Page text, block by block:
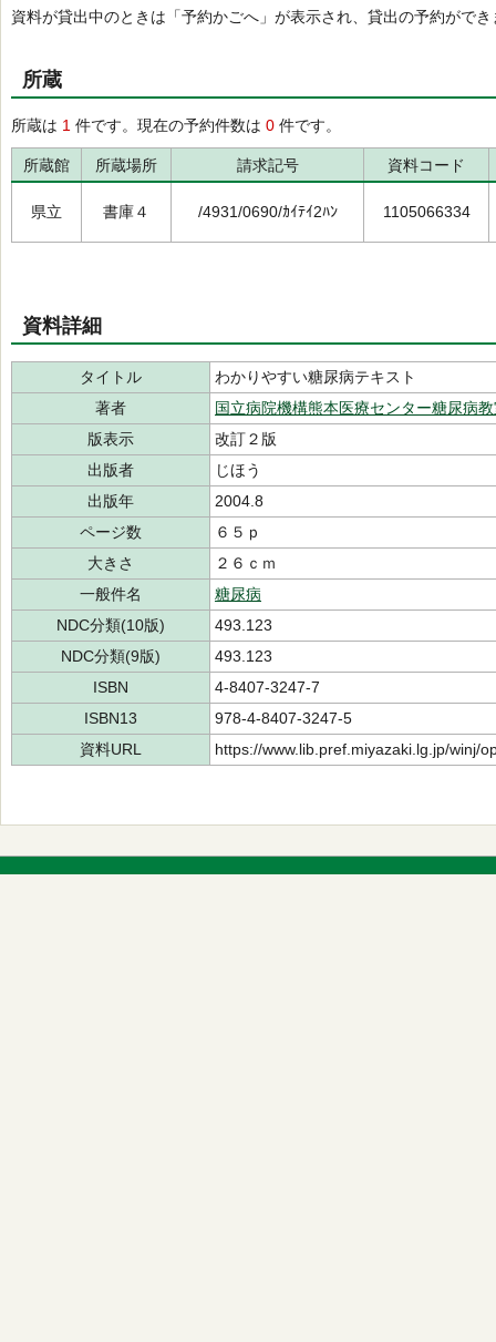
資料が貸出中のときは「予約かごへ」が表示され、貸出の予約ができ
所蔵
所蔵は 1 件です。現在の予約件数は 0 件です。
所蔵館 所蔵場所 請求記号 資料コード
県立 書庫４ /4931/0690/ｶｲﾃｲ2ﾊﾝ 1105066334
資料詳細
タイトル
わかりやすい糖尿病テキスト
著者
国立病院機構熊本医療センター糖尿病
版表示
改訂２版
出版者
じほう
出版年
2004.8
ページ数
６５ｐ
大きさ
２６ｃｍ
一般件名
糖尿病
NDC分類(10版)
493.123
NDC分類(9版)
493.123
ISBN
4-8407-3247-7
ISBN13
978-4-8407-3247-5
資料URL
https://www.lib.pref.miyazaki.lg.jp/winj/